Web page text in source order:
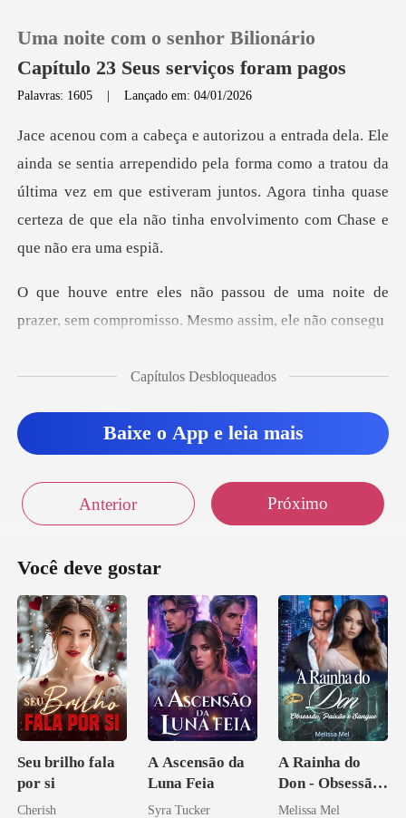
0
Sair
Uma noite com o senhor Bilionário
Capítulo 23 Seus serviços foram pagos
Palavras: 1605 |Lançado em: 04/01/2026
ido pela forma como a tratou da
última vez em que estiveram juntos. Agora tinha q
de uma noite de
prazer, sem compro
Capítulos Desbloqueados
Baixe o App e leia mais
Anterior Próximo
Você deve gostar
Seu brilho fala
por si
Cherish
A Ascensão da
Luna Feia
Syra Tucker
A Rainha do
Don - Obsessão,
Paixão e Sangue
Melissa Mel